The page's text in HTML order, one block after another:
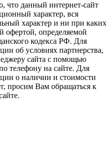
что данный интернет-сайт
характер, вся
характер и ни при каких
офертой, определяемой
кодекса РФ. Для
об условиях партнерства,
сайта с помощью
телефону на сайте. Для
о наличии и стоимости
просим Вам обращаться к